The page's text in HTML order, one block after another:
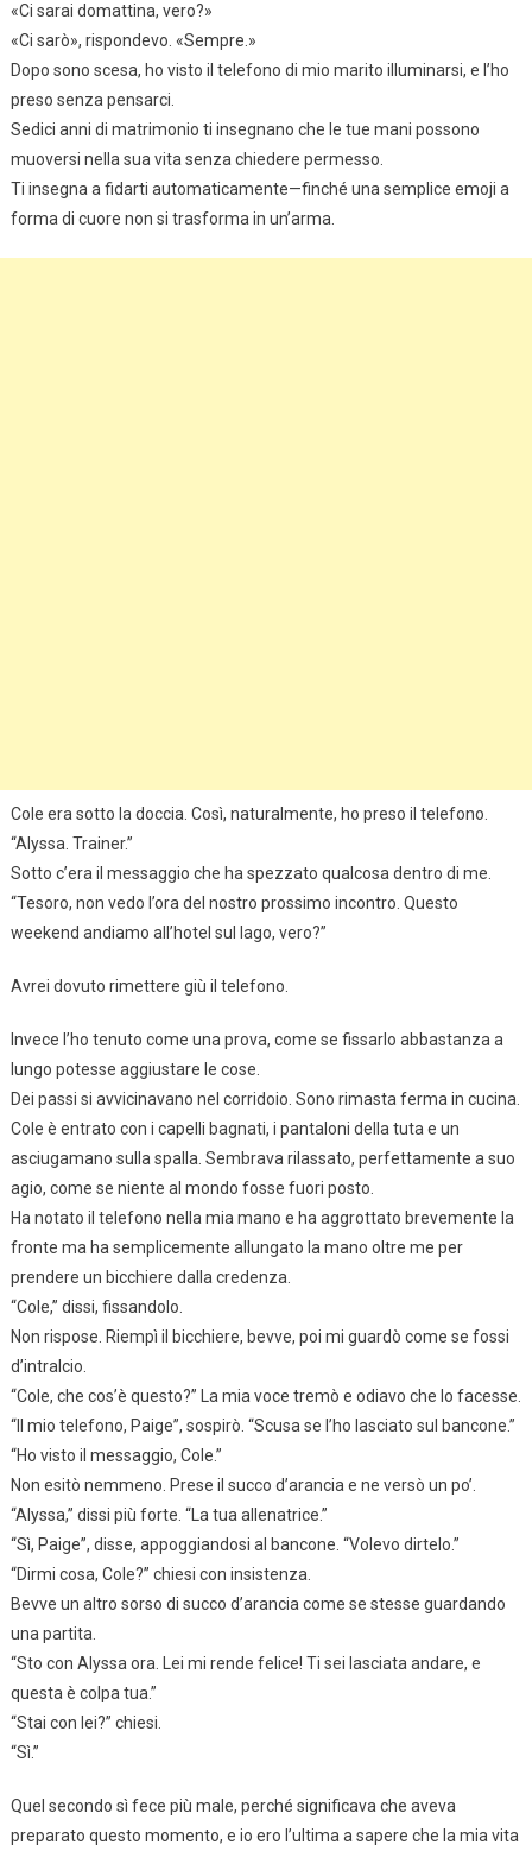
«Ci sarai domattina, vero?»
«Ci sarò», rispondevo. «Sempre.»
Dopo sono scesa, ho visto il telefono di mio marito illuminarsi, e l’ho
preso senza pensarci.
Sedici anni di matrimonio ti insegnano che le tue mani possono
muoversi nella sua vita senza chiedere permesso.
Ti insegna a fidarti automaticamente—finché una semplice emoji a
forma di cuore non si trasforma in un’arma.
Cole era sotto la doccia. Così, naturalmente, ho preso il telefono.
“Alyssa. Trainer.”
Sotto c’era il messaggio che ha spezzato qualcosa dentro di me.
“Tesoro, non vedo l’ora del nostro prossimo incontro. Questo
weekend andiamo all’hotel sul lago, vero?”
Avrei dovuto rimettere giù il telefono.
Invece l’ho tenuto come una prova, come se fissarlo abbastanza a
lungo potesse aggiustare le cose.
Dei passi si avvicinavano nel corridoio. Sono rimasta ferma in cucina.
Cole è entrato con i capelli bagnati, i pantaloni della tuta e un
asciugamano sulla spalla. Sembrava rilassato, perfettamente a suo
agio, come se niente al mondo fosse fuori posto.
Ha notato il telefono nella mia mano e ha aggrottato brevemente la
fronte ma ha semplicemente allungato la mano oltre me per
prendere un bicchiere dalla credenza.
“Cole,” dissi, fissandolo.
Non rispose. Riempì il bicchiere, bevve, poi mi guardò come se fossi
d’intralcio.
“Cole, che cos’è questo?” La mia voce tremò e odiavo che lo facesse.
“Il mio telefono, Paige”, sospirò. “Scusa se l’ho lasciato sul bancone.”
“Ho visto il messaggio, Cole.”
Non esitò nemmeno. Prese il succo d’arancia e ne versò un po’.
“Alyssa,” dissi più forte. “La tua allenatrice.”
“Sì, Paige”, disse, appoggiandosi al bancone. “Volevo dirtelo.”
“Dirmi cosa, Cole?” chiesi con insistenza.
Bevve un altro sorso di succo d’arancia come se stesse guardando
una partita.
“Sto con Alyssa ora. Lei mi rende felice! Ti sei lasciata andare, e
questa è colpa tua.”
“Stai con lei?” chiesi.
“Sì.”
Quel secondo sì fece più male, perché significava che aveva
preparato questo momento, e io ero l’ultima a sapere che la mia vita